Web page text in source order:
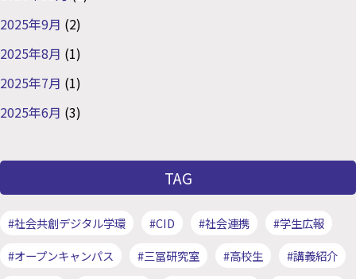
2025年9月 (2)
2025年8月 (1)
2025年7月 (1)
2025年6月 (3)
TAG
#社会共創デジタル学環 #CID #社会連携
#学生広報
#オープンキャンパス
#三冨研究室 #高校生
#講義紹介